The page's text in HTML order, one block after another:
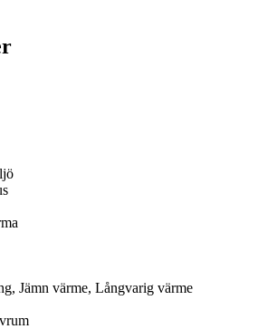
Jämn värme, Långvarig värme